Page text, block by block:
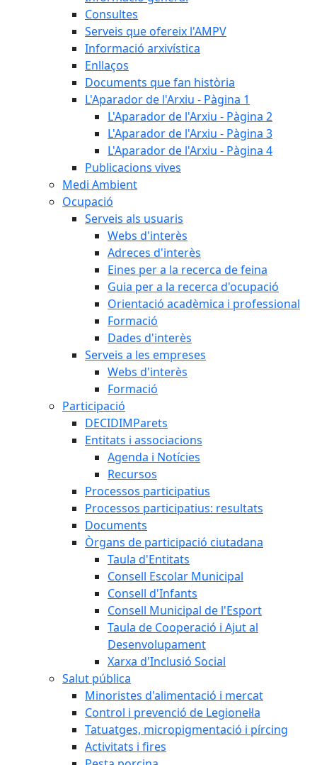
Consultes
Serveis que ofereix l'AMPV
Informació arxivística
Enllaços
Documents que fan història
L'Aparador de l'Arxiu - Pàgina 1
L'Aparador de l'Arxiu - Pàgina 2
L'Aparador de l'Arxiu - Pàgina 3
L'Aparador de l'Arxiu - Pàgina 4
Publicacions vives
Medi Ambient
Ocupació
Serveis als usuaris
Webs d'interès
Adreces d'interès
Eines per a la recerca de feina
Guia per a la recerca d'ocupació
Orientació acadèmica i professional
Formació
Dades d'interès
Serveis a les empreses
Webs d'interès
Formació
Participació
DECIDIMParets
Entitats i associacions
Agenda i Notícies
Recursos
Processos participatius
Processos participatius: resultats
Documents
Òrgans de participació ciutadana
Taula d'Entitats
Consell Escolar Municipal
Consell d'Infants
Consell Municipal de l'Esport
Taula de Cooperació i Ajut al
Desenvolupament
Xarxa d'Inclusió Social
Salut pública
Minoristes d'alimentació i mercat
Control i prevenció de Legionel·la
Tatuatges, micropigmentació i pírcing
Activitats i fires